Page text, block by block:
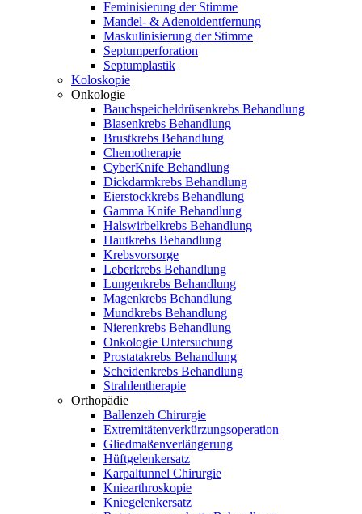
Feminisierung der Stimme
Mandel- & Adenoidentfernung
Maskulinisierung der Stimme
Septumperforation
Septumplastik
Koloskopie
Onkologie
Bauchspeicheldrüsenkrebs Behandlung
Blasenkrebs Behandlung
Brustkrebs Behandlung
Chemotherapie
CyberKnife Behandlung
Dickdarmkrebs Behandlung
Eierstockkrebs Behandlung
Gamma Knife Behandlung
Halswirbelkrebs Behandlung
Hautkrebs Behandlung
Krebsvorsorge
Leberkrebs Behandlung
Lungenkrebs Behandlung
Magenkrebs Behandlung
Mundkrebs Behandlung
Nierenkrebs Behandlung
Onkologie Untersuchung
Prostatakrebs Behandlung
Scheidenkrebs Behandlung
Strahlentherapie
Orthopädie
Ballenzeh Chirurgie
Extremitätenverkürzungsoperation
Gliedmaßenverlängerung
Hüftgelenkersatz
Karpaltunnel Chirurgie
Kniearthroskopie
Kniegelenkersatz